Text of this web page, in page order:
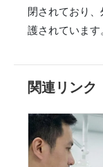
閉されており
護されています。
関連リンク